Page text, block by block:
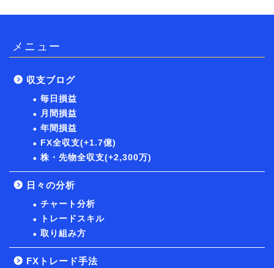
メニュー
収支ブログ
毎日損益
月間損益
年間損益
FX全収支(+1.7億)
株・先物全収支(+2,300万)
日々の分析
チャート分析
トレードスキル
取り組み方
FXトレード手法